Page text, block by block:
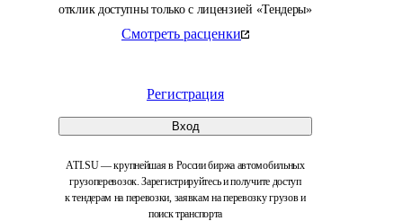
отклик доступны только с лицензией «Тендеры»
Смотреть расценки
Регистрация
Вход
ATI.SU — крупнейшая в России биржа автомобильных
грузоперевозок. Зарегистрируйтесь и получите доступ
к тендерам на перевозки, заявкам на перевозку грузов и
поиск транспорта